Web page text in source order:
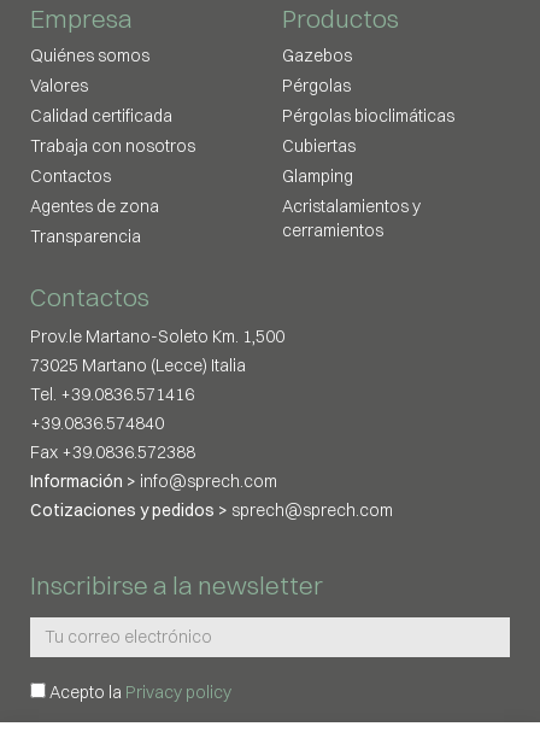
Empresa
Quiénes somos
Valores
Calidad certificada
Trabaja con nosotros
Contactos
Agentes de zona
Transparencia
Productos
Gazebos
Pérgolas
Pérgolas bioclimáticas
Cubiertas
Glamping
Acristalamientos y
cerramientos
Contactos
Prov.le Martano-Soleto Km. 1,500
73025 Martano (Lecce) Italia
Tel. +39.0836.571416
+39.0836.574840
Fax +39.0836.572388
Información > info@sprech.com
Cotizaciones y pedidos > sprech@sprech.com
Inscribirse a la newsletter
Acepto la Privacy policy